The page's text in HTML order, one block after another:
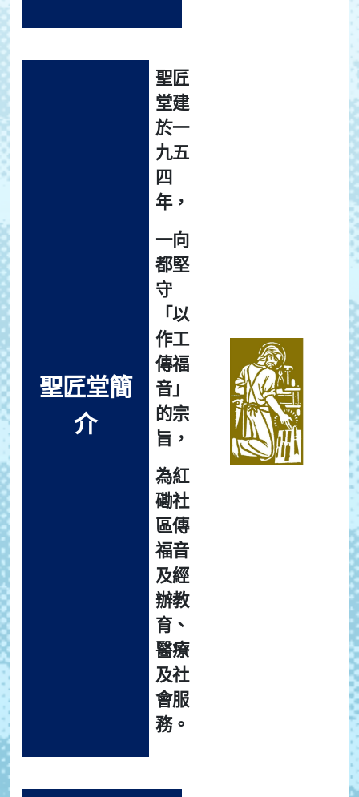
聖匠堂簡
介
聖匠
堂建
於一
九五
四
年，
一向
都堅
守
「以
作工
傳福
音」
的宗
旨，
為紅
磡社
區傳
福音
及經
辦教
育、
醫療
及社
會服
務。